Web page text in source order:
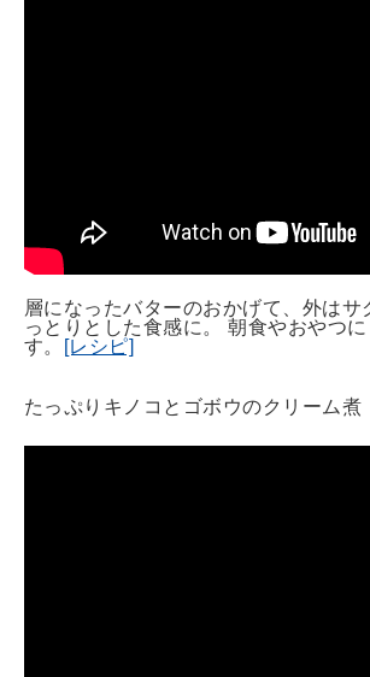
層になったバターのおかげて、外はサ
っとりとした食感に。 朝食やおやつ
す。
[レシピ]
たっぷりキノコとゴボウのクリーム煮